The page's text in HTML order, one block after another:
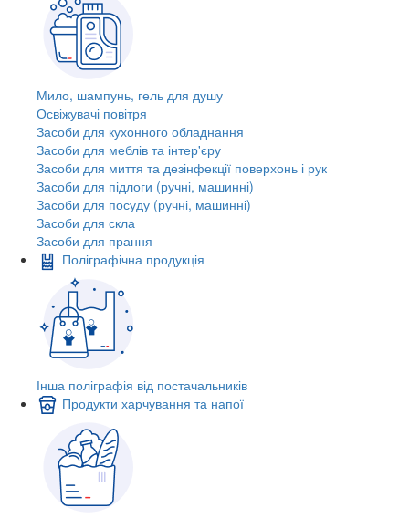
Мило, шампунь, гель для душу
Освіжувачі повітря
Засоби для кухонного обладнання
Засоби для меблів та інтер'єру
Засоби для миття та дезінфекції поверхонь і рук
Засоби для підлоги (ручні, машинні)
Засоби для посуду (ручні, машинні)
Засоби для скла
Засоби для прання
Поліграфічна продукція
Інша поліграфія від постачальників
Продукти харчування та напої